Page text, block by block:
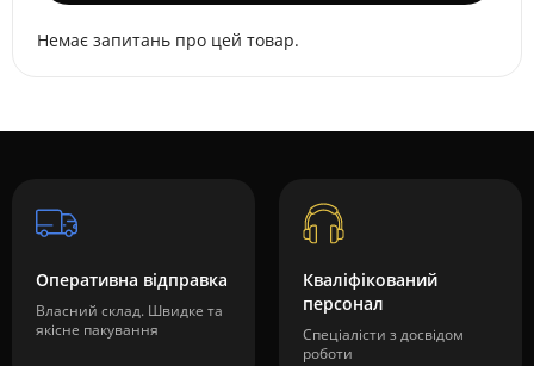
Немає запитань про цей товар.
Оперативна відправка
Власний склад. Швидке та
якісне пакування
Кваліфікований
персонал
Спеціалісти з досвідом
роботи